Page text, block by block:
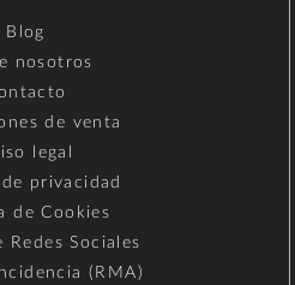
Blog
nosotros
de venta
legal
privacidad
de Cookies
Redes Sociales
(RMA)